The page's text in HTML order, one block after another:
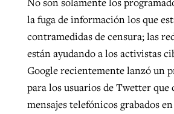
la fuga de información los que
contramedidas de censura; las
están ayudando a los activistas
Google recientemente lanzó un
para los usuarios de Twetter que
mensajes telefónicos grabados